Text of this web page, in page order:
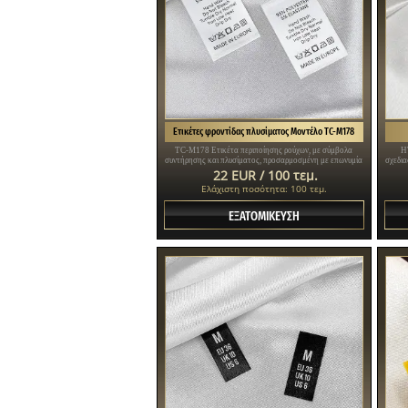
Ετικέτες φροντίδας πλυσίματος Μοντέλο TC-M178
TC-M178 Ετικέτα περιποίησης ρούχων, με σύμβολα
συντήρησης και πλυσίματος, προσαρμοσμένη με επωνυμία
και σύνθεση υλικού, τυπωμένη σε λεπτό λευκό σατέν.
22 EUR / 100 τεμ.
Ελάχιστη ποσότητα: 100 τεμ.
ΕΞΑΤΟΜΙΚΕΥΣΗ